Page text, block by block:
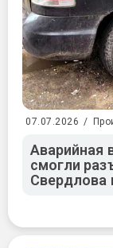
07.07.2026 /
Аварийная
смогли
Свердлова